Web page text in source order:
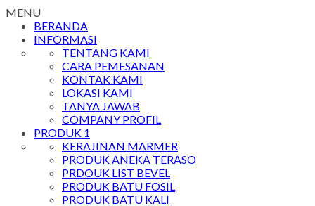
MENU
BERANDA
INFORMASI
TENTANG KAMI
CARA PEMESANAN
KONTAK KAMI
LOKASI KAMI
TANYA JAWAB
COMPANY PROFIL
PRODUK 1
KERAJINAN MARMER
PRODUK ANEKA TERASO
PRDOUK LIST BEVEL
PRODUK BATU FOSIL
PRODUK BATU KALI